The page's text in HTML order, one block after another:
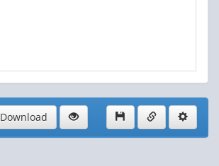
Download